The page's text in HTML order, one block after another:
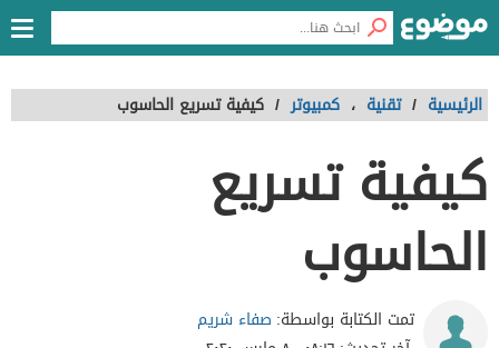
الرئيسية / تقنية ، كمبيوتر / كيفية تسريع الحاسوب
كيفية تسريع
الحاسوب
تمت الكتابة بواسطة: صفاء شريم